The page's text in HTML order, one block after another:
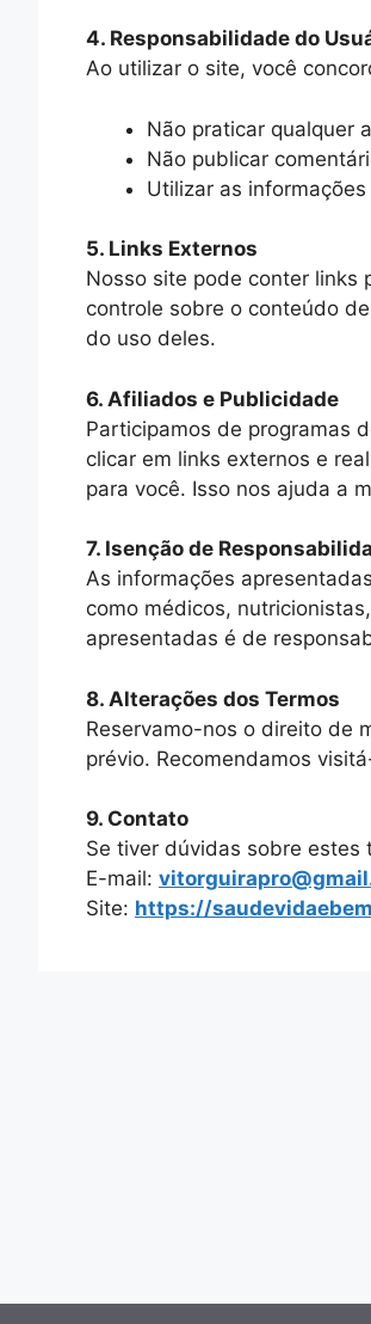
4. Responsabilidade do
Ao utilizar o site, você
Não praticar qualquer
Não publicar
Utilizar as
5. Links Externos
Nosso site pode conter links
controle sobre o conteúdo
do uso deles.
6. Afiliados e Publicidade
Participamos de programas
clicar em links externos e
para você. Isso nos ajuda a
7. Isenção de
As informações
como médicos,
apresentadas é de
8. Alterações dos Termos
Reservamo-nos o direito de
prévio. Recomendamos
9. Contato
Se tiver dúvidas sobre estes
E-mail:
Site: https://